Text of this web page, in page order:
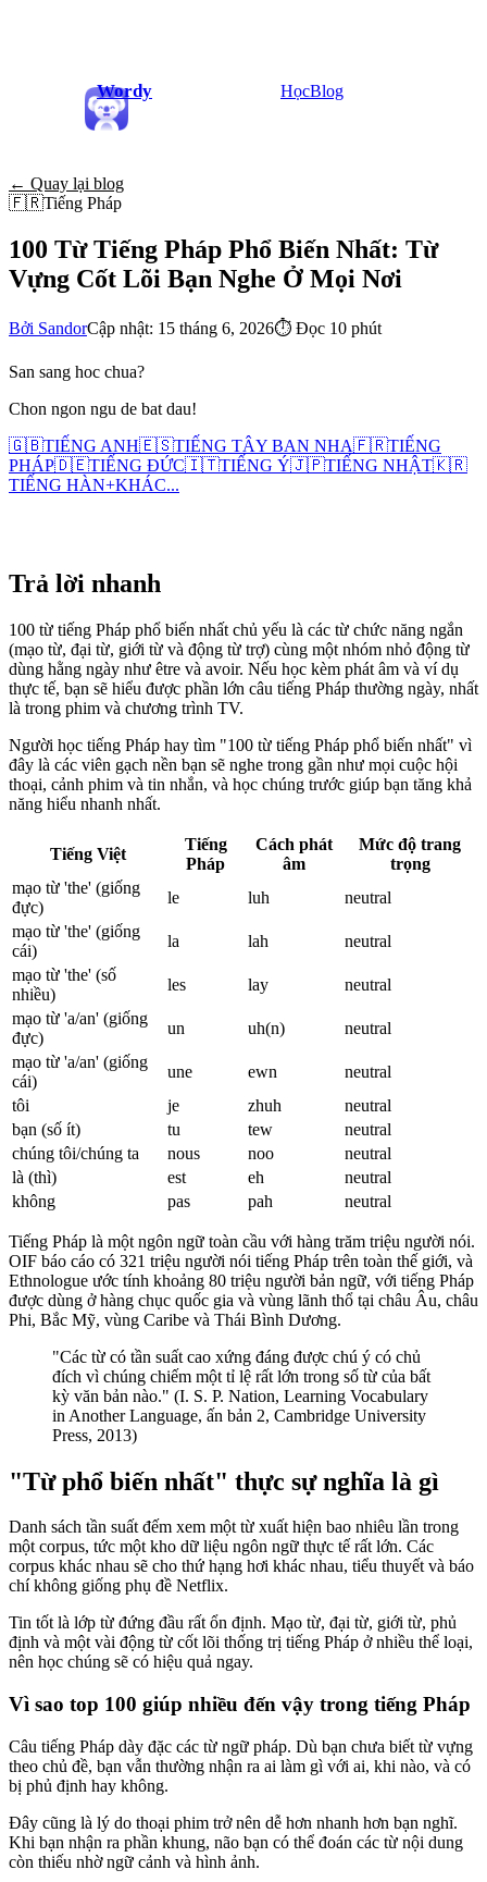
Wordy HọcBlog
← Quay lại blog
🇫🇷Tiếng Pháp
100 Từ Tiếng Pháp Phổ Biến Nhất: Từ
Vựng Cốt Lõi Bạn Nghe Ở Mọi Nơi
Bởi SandorCập nhật: 15 tháng 6, 2026⏱ Đọc 10 phút
San sang hoc chua?
Chon ngon ngu de bat dau!
🇬🇧TIẾNG ANH🇪🇸TIẾNG TÂY BAN NHA🇫🇷TIẾNG
PHÁP🇩🇪TIẾNG ĐỨC🇮🇹TIẾNG Ý🇯🇵TIẾNG NHẬT🇰🇷
TIẾNG HÀN+KHÁC...
Trả lời nhanh
100 từ tiếng Pháp phổ biến nhất chủ yếu là các từ chức năng ngắn
(mạo từ, đại từ, giới từ và động từ trợ) cùng một nhóm nhỏ động từ
dùng hằng ngày như être và avoir. Nếu học kèm phát âm và ví dụ
thực tế, bạn sẽ hiểu được phần lớn câu tiếng Pháp thường ngày, nhất
là trong phim và chương trình TV.
Người học tiếng Pháp hay tìm "100 từ tiếng Pháp phổ biến nhất" vì
đây là các viên gạch nền bạn sẽ nghe trong gần như mọi cuộc hội
thoại, cảnh phim và tin nhắn, và học chúng trước giúp bạn tăng khả
năng hiểu nhanh nhất.
Tiếng Việt
Tiếng
Pháp
Cách phát
âm
Mức độ trang
trọng
mạo từ 'the' (giống
đực)
le luh
neutral
mạo từ 'the' (giống
cái)
la lah
neutral
mạo từ 'the' (số
nhiều)
les lay
neutral
mạo từ 'a/an' (giống
đực)
un uh(n)
neutral
mạo từ 'a/an' (giống
cái)
une ewn
neutral
tôi
je zhuh
neutral
bạn (số ít)
tu tew
neutral
chúng tôi/chúng ta
nous noo
neutral
là (thì)
est eh
neutral
không
pas pah neutral
Tiếng Pháp là một ngôn ngữ toàn cầu với hàng trăm triệu người nói.
OIF báo cáo có 321 triệu người nói tiếng Pháp trên toàn thế giới, và
Ethnologue ước tính khoảng 80 triệu người bản ngữ, với tiếng Pháp
được dùng ở hàng chục quốc gia và vùng lãnh thổ tại châu Âu, châu
Phi, Bắc Mỹ, vùng Caribe và Thái Bình Dương.
"Các từ có tần suất cao xứng đáng được chú ý có chủ
đích vì chúng chiếm một tỉ lệ rất lớn trong số từ của bất
kỳ văn bản nào." (I. S. P. Nation, Learning Vocabulary
in Another Language, ấn bản 2, Cambridge University
Press, 2013)
"Từ phổ biến nhất" thực sự nghĩa là gì
Danh sách tần suất đếm xem một từ xuất hiện bao nhiêu lần trong
một corpus, tức một kho dữ liệu ngôn ngữ thực tế rất lớn. Các
corpus khác nhau sẽ cho thứ hạng hơi khác nhau, tiểu thuyết và báo
chí không giống phụ đề Netflix.
Tin tốt là lớp từ đứng đầu rất ổn định. Mạo từ, đại từ, giới từ, phủ
định và một vài động từ cốt lõi thống trị tiếng Pháp ở nhiều thể loại,
nên học chúng sẽ có hiệu quả ngay.
Vì sao top 100 giúp nhiều đến vậy trong tiếng Pháp
Câu tiếng Pháp dày đặc các từ ngữ pháp. Dù bạn chưa biết từ vựng
theo chủ đề, bạn vẫn thường nhận ra ai làm gì với ai, khi nào, và có
bị phủ định hay không.
Đây cũng là lý do thoại phim trở nên dễ hơn nhanh hơn bạn nghĩ.
Khi bạn nhận ra phần khung, não bạn có thể đoán các từ nội dung
còn thiếu nhờ ngữ cảnh và hình ảnh.